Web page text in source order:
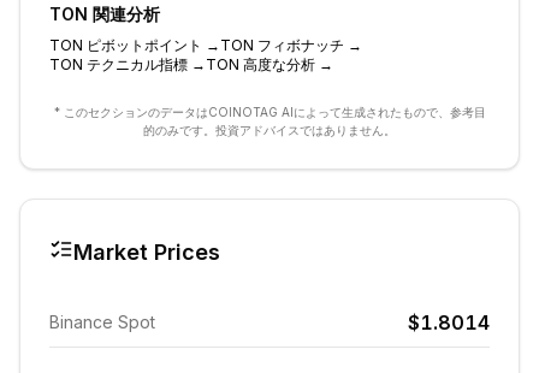
TON 関連分析
TON ピボットポイント → TON フィボナッチ →
TON テクニカル指標 → TON 高度な分析 →
* このセクションのデータはCOINOTAG AIによって生成されたもので、参考目
的のみです。投資アドバイスではありません。
Market Prices
Binance Spot $1.8014